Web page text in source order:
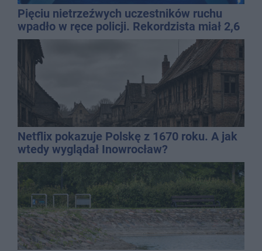
Pięciu nietrzeźwych uczestników ruchu
wpadło w ręce policji. Rekordzista miał 2,6
promila
Netflix pokazuje Polskę z 1670 roku. A jak
wtedy wyglądał Inowrocław?